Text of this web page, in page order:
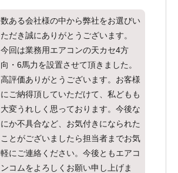
数ある会社様の中から弊社をお選びい
ただき誠にありがとうございます。
今回は業務用エアコンの天カセ4方
向・6馬力を設置させて頂きました。
高評価ありがとうございます。お客様
にご納得頂していただけて、私どもも
大変うれしく思っております。今後な
にか不具合など、お気付きになられた
ことがございましたら担当者までお気
軽にご連絡ください。今後ともエアコ
ンコムをよろしくお願い申し上げま